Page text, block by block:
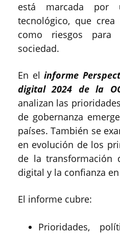
está marcada por
tecnológico, que
como riesgos
sociedad.
En el informe
digital 2024 de la
analizan las
de gobernanza
países. También se
en evolución de los
de la transformación
digital y la confianza
El informe cubre:
Prioridades,